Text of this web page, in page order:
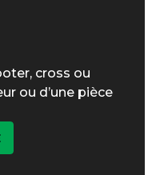
cross ou
ou d’une pièce